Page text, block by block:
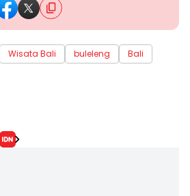
Wisata Bali buleleng
Bali